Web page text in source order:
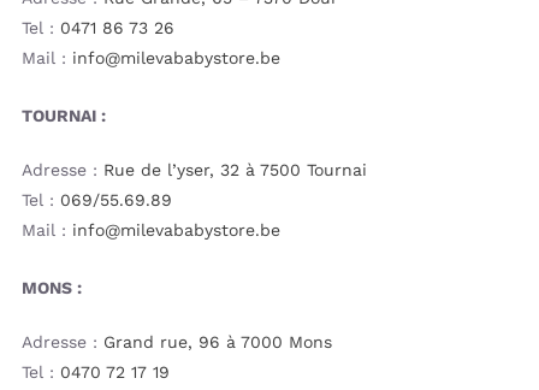
Tel : 0471 86 73 26
Mail : info@milevababystore.be
TOURNAI :
Adresse : Rue de l’yser, 32 à 7500 Tournai
Tel : 069/55.69.89
Mail : info@milevababystore.be
MONS :
Adresse : Grand rue, 96 à 7000 Mons
Tel : 0470 72 17 19